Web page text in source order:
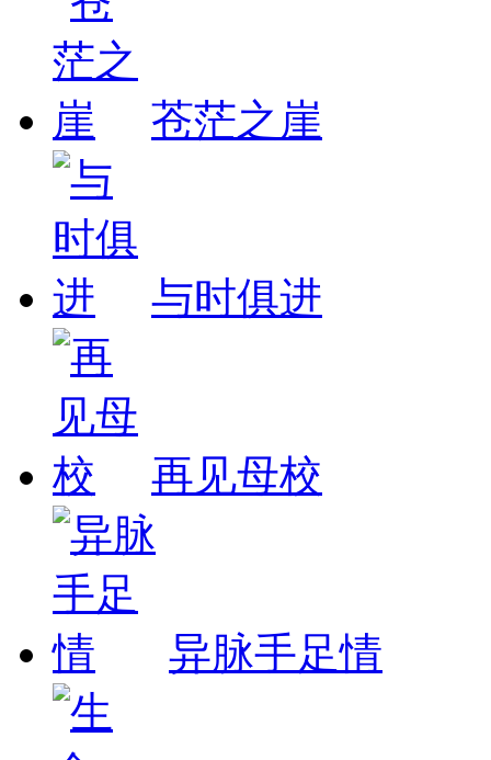
苍茫之崖
与时俱进
再见母校
异脉手足情